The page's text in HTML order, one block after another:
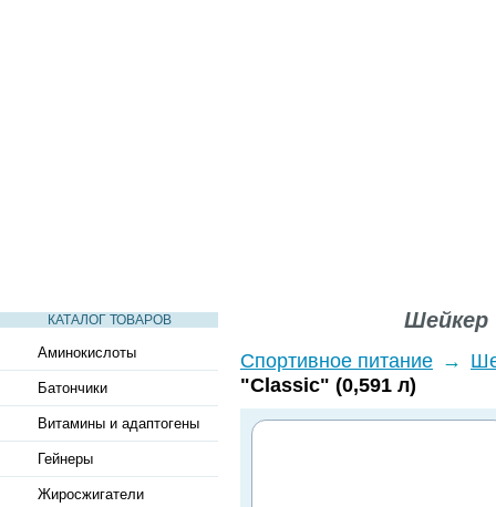
КАТАЛОГ ТОВАРОВ
Аминокислоты
Батончики
Витамины и адаптогены
Гейнеры
Жиросжигатели
Шейкер
Спортивное питание →
"Classic" (0,591 л)